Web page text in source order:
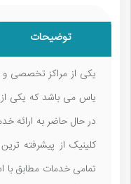
توضیحات
یکی از مراکز تخصصی
یاس می باشد که یکی
در حال حاضر به ارائه
کلینیک از پیشرفته
تمامی خدمات مطابق با